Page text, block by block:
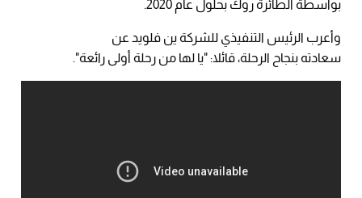
بواسطة الطائرة روك بحلول عام 2020.
وأعرب الرئيس التنفيذي للشركة ين فلويد عن
سعادته بنجاح الرحلة، قائلا: "يا لها من رحلة أولى رائعة".